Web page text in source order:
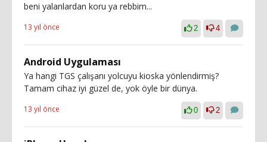
beni yalanlardan koru ya rebbim...
13 yıl önce 2 4
Android Uygulaması
Ya hangi TGS çalışanı yolcuyu kioska yönlendirmiş?
Tamam cihaz iyi güzel de, yok öyle bir dünya.
13 yıl önce 0 2